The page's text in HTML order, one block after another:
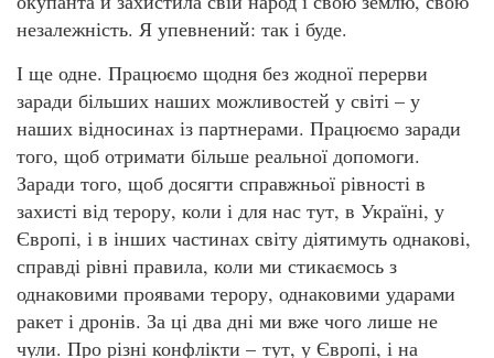
незалежність. Я упевнений: так і буде.
І ще одне. Працюємо щодня без жодної перерви
заради більших наших можливостей у світі – у
наших відносинах із партнерами. Працюємо заради
того, щоб отримати більше реальної допомоги.
Заради того, щоб досягти справжньої рівності в
захисті від терору, коли і для нас тут, в Україні, у
Європі, і в інших частинах світу діятимуть однакові,
справді рівні правила, коли ми стикаємось з
однаковими проявами терору, однаковими ударами
ракет і дронів. За ці два дні ми вже чого лише не
чули. Про різні конфлікти – тут, у Європі, і на